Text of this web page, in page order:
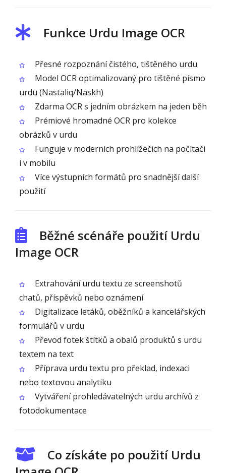
Funkce Urdu Image OCR
Přesné rozpoznání čistého, tištěného urdu
Model OCR optimalizovaný pro tištěné písmo
urdu (Nastaliq/Naskh)
Zdarma OCR s jedním obrázkem na jeden běh
Prémiové hromadné OCR pro kolekce
obrázků v urdu
Funguje v moderních prohlížečích na počítači
i v mobilu
Více výstupních formátů pro snadnější další
použití
Běžné scénáře použití Urdu
Image OCR
Extrahování urdu textu ze screenshotů
chatů, příspěvků nebo oznámení
Digitalizace letáků, oběžníků a kancelářských
formulářů v urdu
Převod fotek štítků a obalů produktů s urdu
textem na text
Příprava urdu textu pro překlad, indexaci
nebo textovou analytiku
Vytváření prohledávatelných urdu archívů z
fotodokumentace
Co získáte po použití Urdu